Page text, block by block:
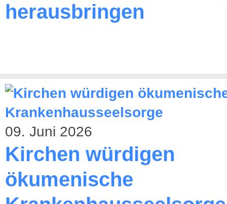
herausbringen
09. Juni 2026
Kirchen würdigen
ökumenische